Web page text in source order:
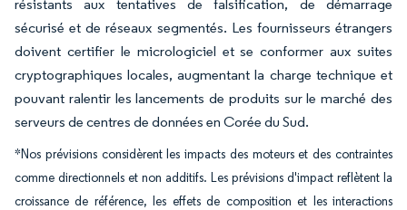
résistants aux tentatives de falsification, de démarrage
sécurisé et de réseaux segmentés. Les fournisseurs étrangers
doivent certifier le micrologiciel et se conformer aux suites
cryptographiques locales, augmentant la charge technique et
pouvant ralentir les lancements de produits sur le marché des
serveurs de centres de données en Corée du Sud.
*Nos prévisions considèrent les impacts des moteurs et des contraintes
comme directionnels et non additifs. Les prévisions d'impact reflètent la
croissance de référence, les effets de composition et les interactions